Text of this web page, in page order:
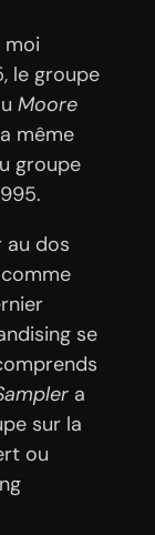
moi
le groupe
Moore
même
groupe
au dos
se
a
sur la
ou